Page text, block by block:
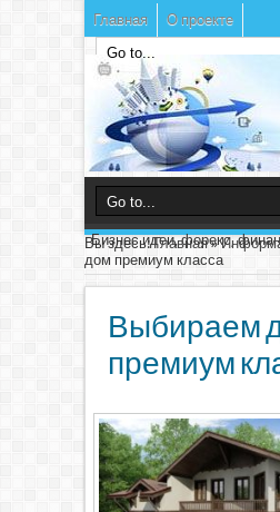
Главная О проекте
Бизнес идеи, форекс,
Вы здесь:Главная»
дом премиум класса
Выбираем
премиум